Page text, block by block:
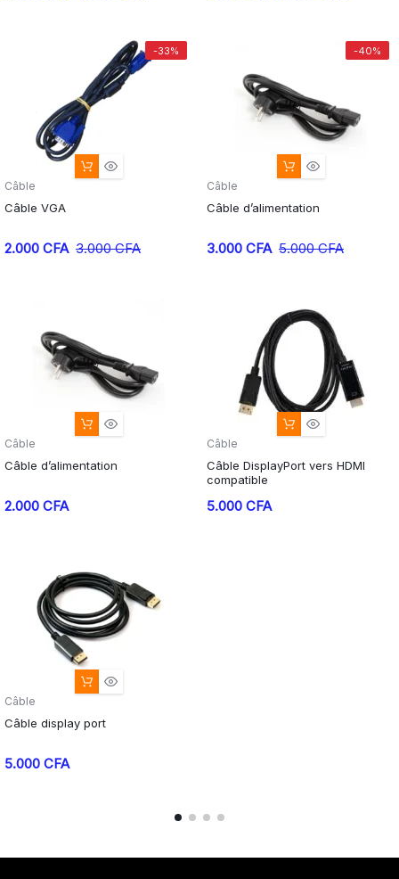
-33%
Câble
Câble VGA
2.000 CFA 3.000CFA
-40%
Câble
Câble d’alimentation
3.000 CFA 5.000CFA
Câble
Câble d’alimentation
2.000 CFA
Câble
Câble DisplayPort vers HDMI
compatible
5.000 CFA
Câble
Câble display port
5.000 CFA